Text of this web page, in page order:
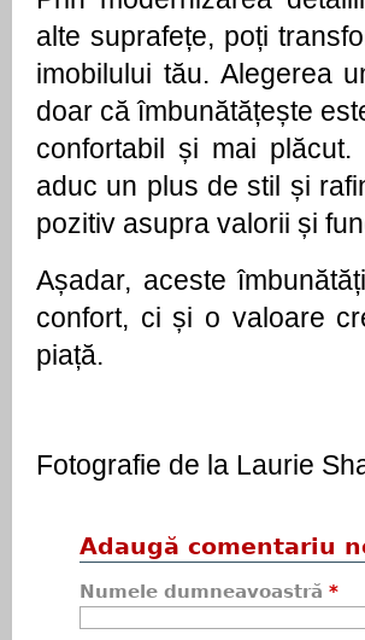
alte suprafețe, poți
imobilului tău. Alegerea
doar că îmbunătățește
confortabil și mai
aduc un plus de stil și
pozitiv asupra valorii și
Așadar, aceste
confort, ci și o valoare
piață.
Fotografie de la Laurie
Adaugă comentariu
Numele dumneavoastră *